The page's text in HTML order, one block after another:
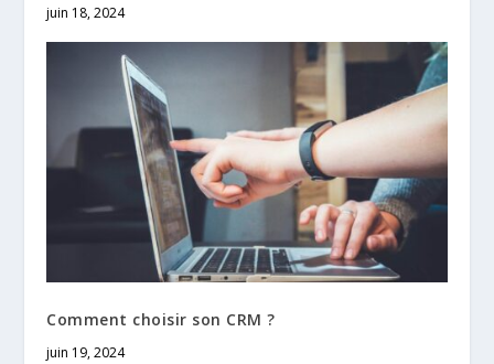
juin 18, 2024
Comment choisir son CRM ?
juin 19, 2024